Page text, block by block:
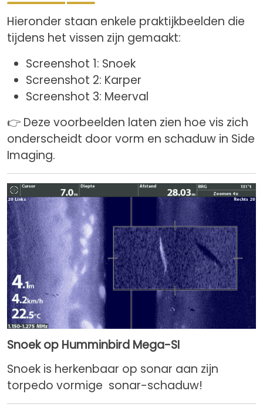
Hieronder staan enkele praktijkbeelden die
tijdens het vissen zijn gemaakt:
Screenshot 1: Snoek
Screenshot 2: Karper
Screenshot 3: Meerval
👉 Deze voorbeelden laten zien hoe vis zich
onderscheidt door vorm en schaduw in Side
Imaging.
Snoek op Humminbird Mega-SI
Snoek is herkenbaar op sonar aan zijn
torpedo vormige sonar-schaduw!